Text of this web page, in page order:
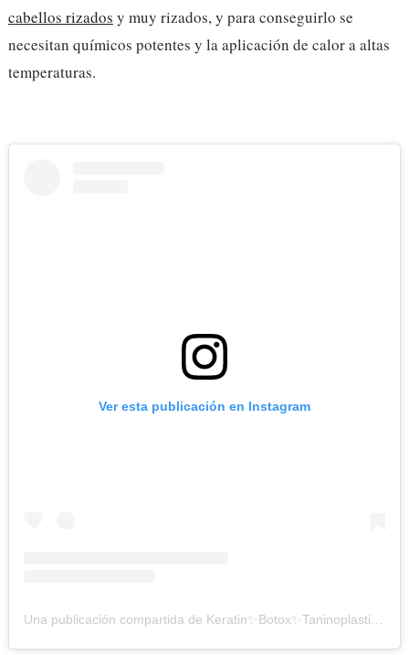
cabellos rizados y muy rizados, y para conseguirlo se
necesitan químicos potentes y la aplicación de calor a altas
temperaturas.
Ver esta publicación en Instagram
Una publicación compartida de Keratin✨Botox✨Taninoplastia (@rusalinacasanova)